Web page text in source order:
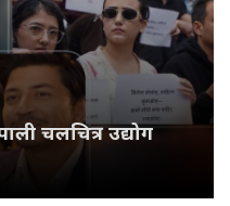
चलचित्र उद्योग